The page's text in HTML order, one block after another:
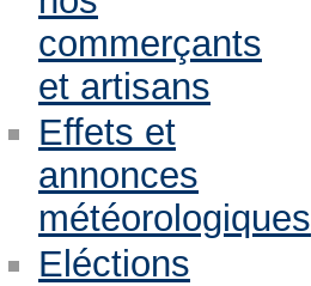
commerçants
et artisans
Effets et
annonces
météorologiques
Eléctions